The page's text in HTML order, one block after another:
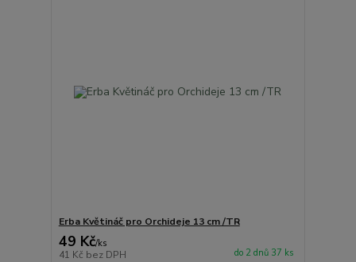
Erba Květináč pro Orchideje 13 cm /TR
49 Kč/ks
41 Kč bez DPH do 2 dnů 37 ks